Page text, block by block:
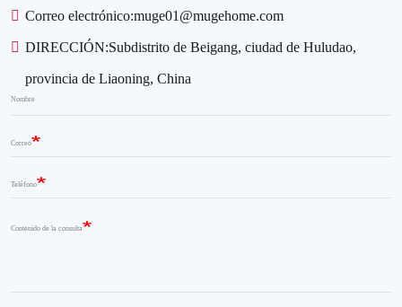
Correo electrónico:muge01@mugehome.com
DIRECCIÓN:Subdistrito de Beigang, ciudad de Huludao,
provincia de Liaoning, China
Nombre
Correo
Teléfono
Contenido de la consulta